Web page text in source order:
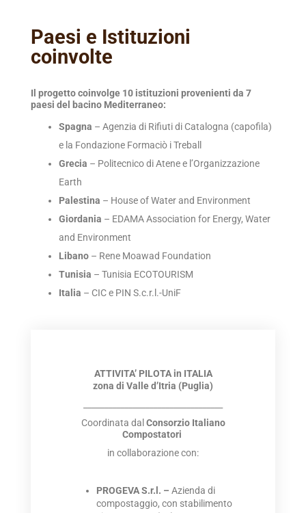
Paesi e Istituzioni
coinvolte
Il progetto coinvolge 10 istituzioni provenienti da 7
paesi del bacino Mediterraneo:
Spagna – Agenzia di Rifiuti di Catalogna (capofila)
e la Fondazione Formaciò i Treball
Grecia – Politecnico di Atene e l’Organizzazione
Earth
Palestina – House of Water and Environment
Giordania – EDAMA Association for Energy, Water
and Environment
Libano – Rene Moawad Foundation
Tunisia – Tunisia ECOTOURISM
Italia – CIC e PIN S.c.r.l.-UniF
ATTIVITA’ PILOTA in ITALIA
zona di Valle d’Itria (Puglia)
Coordinata dal Consorzio Italiano
Compostatori
in collaborazione con:
PROGEVA S.r.l. –Azienda di
compostaggio, con stabilimento